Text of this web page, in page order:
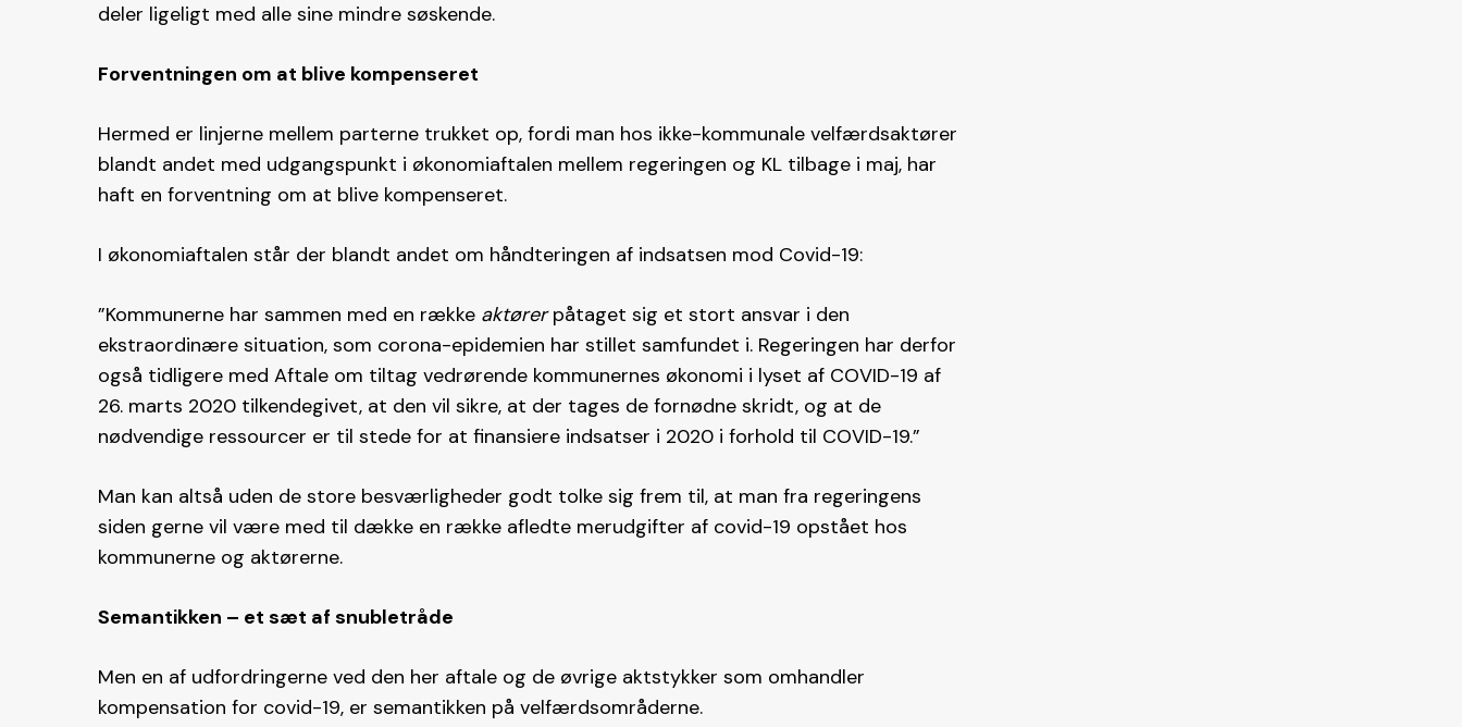
deler ligeligt med alle sine mindre søskende.
Forventningen om at blive kompenseret
Hermed er linjerne mellem parterne trukket op, fordi man hos ikke-kommunale velfærdsaktører
blandt andet med udgangspunkt i økonomiaftalen mellem regeringen og KL tilbage i maj, har
haft en forventning om at blive kompenseret.
I økonomiaftalen står der blandt andet om håndteringen af indsatsen mod Covid-19:
”Kommunerne har sammen med en række aktørerpåtaget sig et stort ansvar i den
ekstraordinære situation, som corona-epidemien har stillet samfundet i. Regeringen har derfor
også tidligere med Aftale om tiltag vedrørende kommunernes økonomi i lyset af COVID-19 af
26. marts 2020 tilkendegivet, at den vil sikre, at der tages de fornødne skridt, og at de
nødvendige ressourcer er til stede for at finansiere indsatser i 2020 i forhold til COVID-19.”
Man kan altså uden de store besværligheder godt tolke sig frem til, at man fra regeringens
siden gerne vil være med til dække en række afledte merudgifter af covid-19 opstået hos
kommunerne og aktørerne.
Semantikken – et sæt af snubletråde
Men en af udfordringerne ved den her aftale og de øvrige aktstykker som omhandler
kompensation for covid-19, er semantikken på velfærdsområderne.